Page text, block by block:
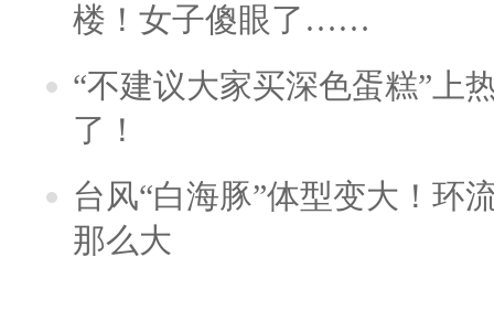
楼！女子傻眼了……
“不建议大家买深色蛋糕”上
了！
台风“白海豚”体型变大！环
那么大